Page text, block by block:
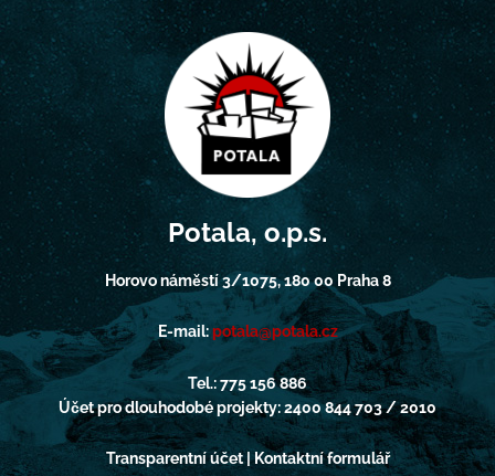
Potala, o.p.s.
Horovo náměstí 3/1075, 180 00 Praha 8
E-mail:potala@potala.cz
Tel.: 775 156 886
Účet pro dlouhodobé projekty: 2400 844 703 / 2010
Transparentní účet | Kontaktní formulář